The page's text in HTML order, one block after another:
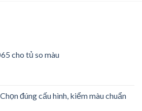
cho tủ so màu
đúng cấu hình, kiểm màu chuẩn